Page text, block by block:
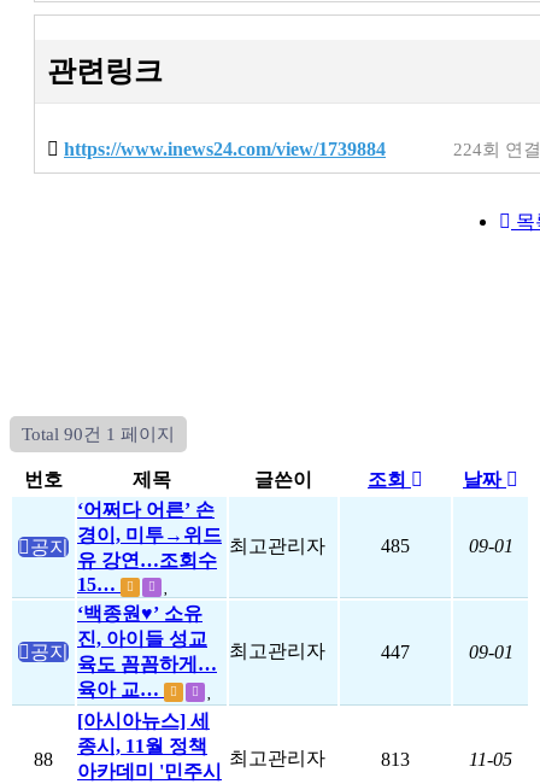
관련링크
https://www.inews24.com/view/1739884 224회 연결
목
Total 90건 1 페이지
번호 제목 글쓴이 조회 날짜
공지
‘어쩌다 어른’ 손
경이, 미투→위드
유 강연…조회수
15…
최고관리자 485 09-01
공지
‘백종원♥’ 소유
진, 아이들 성교
육도 꼼꼼하게…
육아 교…
최고관리자 447 09-01
88
[아시아뉴스] 세
종시, 11월 정책
아카데미 '민주시
최고관리자 813 11-05